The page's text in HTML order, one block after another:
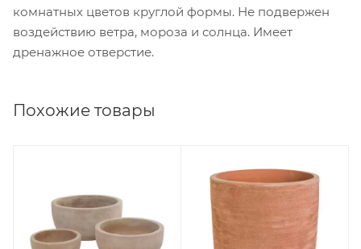
комнатных цветов круглой формы. Не подвержен
воздействию ветра, мороза и солнца. Имеет
дренажное отверстие.
Похожие товары